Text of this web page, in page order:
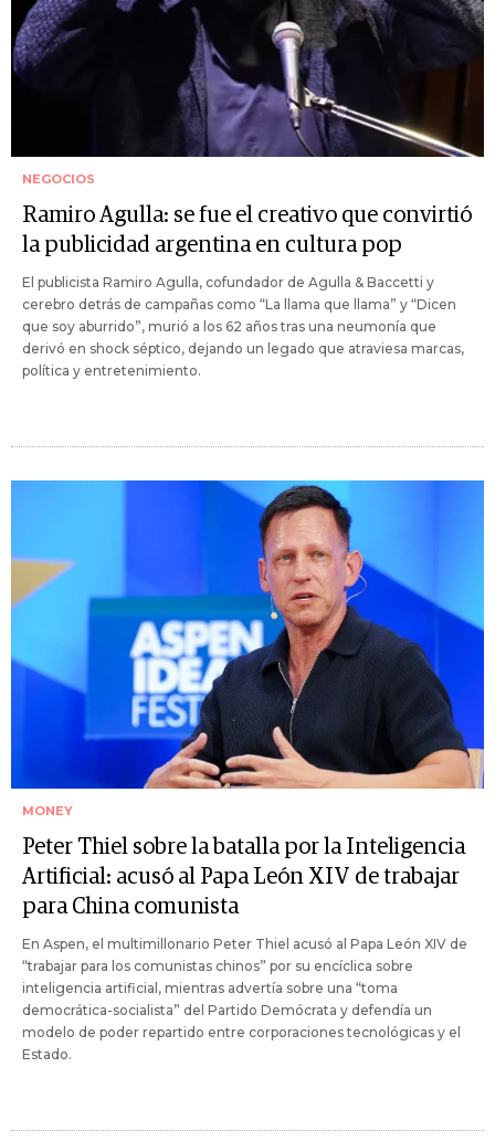
NEGOCIOS
Ramiro Agulla: se fue el creativo que convirtió
la publicidad argentina en cultura pop
El publicista Ramiro Agulla, cofundador de Agulla & Baccetti y
cerebro detrás de campañas como “La llama que llama” y “Dicen
que soy aburrido”, murió a los 62 años tras una neumonía que
derivó en shock séptico, dejando un legado que atraviesa marcas,
política y entretenimiento.
MONEY
Peter Thiel sobre la batalla por la Inteligencia
Artificial: acusó al Papa León XIV de trabajar
para China comunista
En Aspen, el multimillonario Peter Thiel acusó al Papa León XIV de
“trabajar para los comunistas chinos” por su encíclica sobre
inteligencia artificial, mientras advertía sobre una “toma
democrática-socialista” del Partido Demócrata y defendía un
modelo de poder repartido entre corporaciones tecnológicas y el
Estado.